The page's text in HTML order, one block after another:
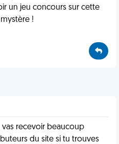
un jeu concours sur cette
!
recevoir beaucoup
du site si tu trouves